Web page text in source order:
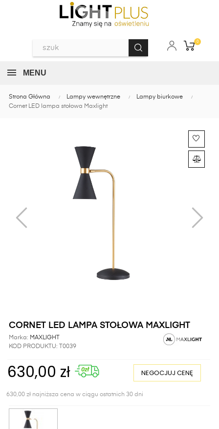
0
MENU
Strona Główna Lampy wewnętrzne
Lampy biurkowe
Cornet LED lampa stołowa Maxlight
CORNET LED LAMPA STOŁOWA MAXLIGHT
Marka: MAXLIGHT
KOD PRODUKTU:
T0039
630,00 zł NEGOCJUJ CENĘ
630,00 zł najniższa cena w ciągu ostatnich 30 dni